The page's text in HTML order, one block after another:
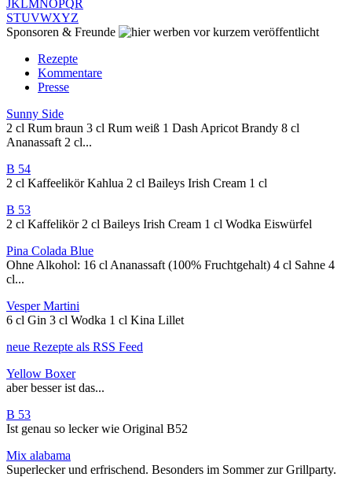
JKLMNOPQR
STUVWXYZ
Sponsoren & Freunde
vor kurzem veröffentlicht
Rezepte
Kommentare
Presse
Sunny Side
2 cl Rum braun 3 cl Rum weiß 1 Dash Apricot Brandy 8 cl
Ananassaft 2 cl...
B 54
2 cl Kaffeelikör Kahlua 2 cl Baileys Irish Cream 1 cl
B 53
2 cl Kaffelikör 2 cl Baileys Irish Cream 1 cl Wodka Eiswürfel
Pina Colada Blue
Ohne Alkohol: 16 cl Ananassaft (100% Fruchtgehalt) 4 cl Sahne 4
cl...
Vesper Martini
6 cl Gin 3 cl Wodka 1 cl Kina Lillet
neue Rezepte als RSS Feed
Yellow Boxer
aber besser ist das...
B 53
Ist genau so lecker wie Original B52
Mix alabama
Superlecker und erfrischend. Besonders im Sommer zur Grillparty.